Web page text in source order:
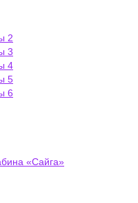
2
3
4
5
6
«Сайга»